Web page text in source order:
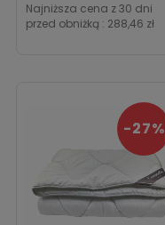
Najniższa cena z 30 dni
przed obniżką : 288,46 zł
-27%